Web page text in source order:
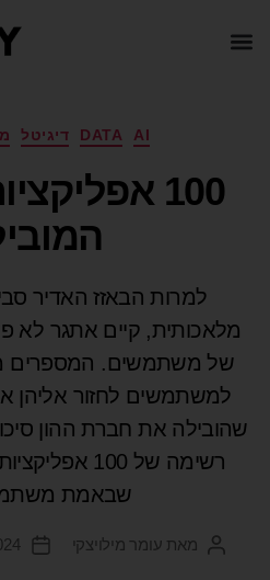
AI
DATA דיגיטל
למרות הבאזז האדיר
מלאכותית, קיים אתגר לא
של משתמשים. המספרים
למשתמשים לחזור אליהן
שהובילה את חברת ההון
רשימה של 100
שבאמת
מאת עומר מילויצקי